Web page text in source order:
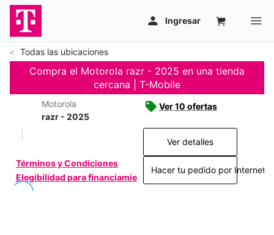
Todas las ubicaciones
Compra el Motorola razr - 2025 en una tienda
cercana | T-Mobile
Motorola
razr - 2025
Términos y Condiciones
Elegibilidad para financiamiento
Ver 10 ofertas
Ver detalles
Hacer tu pedido por Internet >